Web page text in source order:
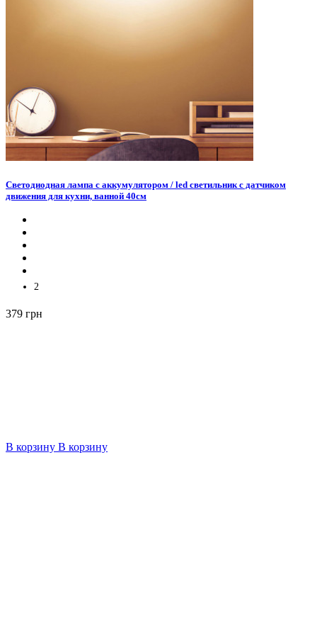
Светодиодная лампа с аккумулятором / led светильник с датчиком
движения для кухни, ванной 40см
2
379 грн
В корзину В корзину